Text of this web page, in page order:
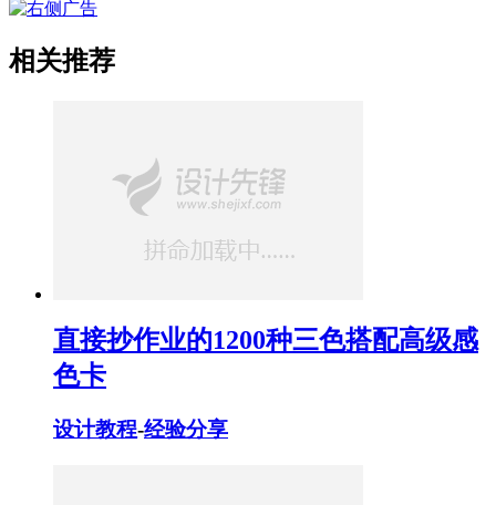
相关推荐
直接抄作业的1200种三色搭配高级感
色卡
设计教程-经验分享